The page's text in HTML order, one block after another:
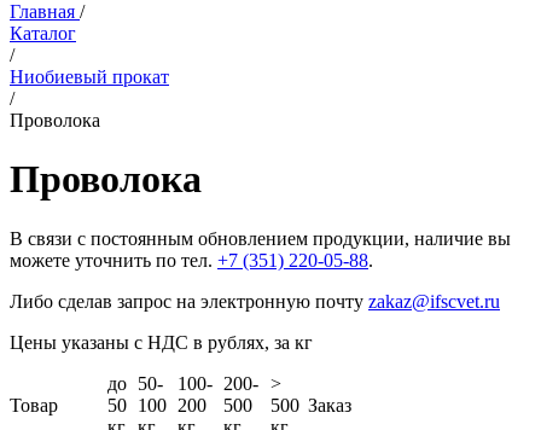
Главная /
Каталог
/
Ниобиевый прокат
/
Проволока
Проволока
В связи с постоянным обновлением продукции, наличие вы
можете уточнить по тел. +7 (351) 220-05-88.
Либо сделав запрос на электронную почту zakaz@ifscvet.ru
Цены указаны с НДС в рублях, за кг
Товар
до
50
50-
100
100-
200
200-
500
>
500 Заказ